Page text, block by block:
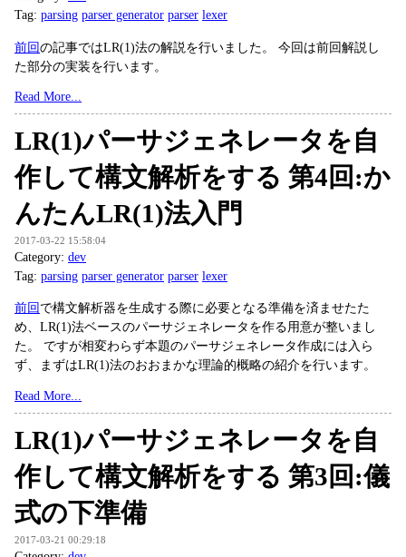
Tag: parsing parser generator parser lexer
前回の記事ではLR(1)法の解説を行いました。 今回は前回解説し
た部分の実装を行います。
Read More...
LR(1)パーサジェネレータを自
作して構文解析をする 第4回:か
んたんLR(1)法入門
2017-03-22 15:58:04
Category: dev
Tag: parsing parser generator parser lexer
前回で構文解析器を生成する際に必要となる準備を済ませたた
め、LR(1)法ベースのパーサジェネレータを作る用意が整いまし
た。 ですが相変わらず本題のパーサジェネレータ作成には入ら
ず、まずはLR(1)法のおおまかな理論的概略の紹介を行います。
Read More...
LR(1)パーサジェネレータを自
作して構文解析をする 第3回:儀
式の下準備
2017-03-21 00:29:18